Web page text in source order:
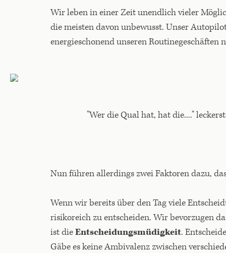
Wir leben in einer Zeit unendlich vieler
die meisten davon unbewusst. Unser
energieschonend unseren Routinegeschäften
"Wer die Qual hat, hat die...."
Nun führen allerdings zwei Faktoren dazu,
Wenn wir bereits über den Tag viele
risikoreich zu entscheiden. Wir bevorzugen
ist dieEntscheidungsmüdigkeit.
Gäbe es keine Ambivalenz zwischen